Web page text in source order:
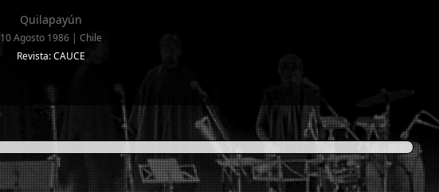
Quilapayún
10 Agosto 1986 | Chile
Revista: CAUCE